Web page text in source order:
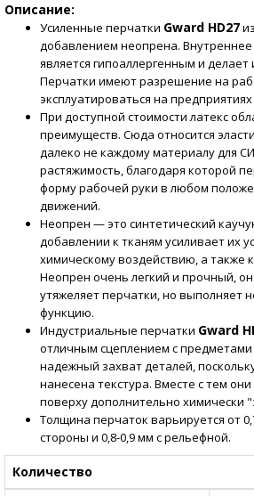
Описание:
Усиленные перчатки Gward HD27
добавлением неопрена.
является гипоаллергенным и
Перчатки имеют разрешение на
эксплуатироваться на
При доступной стоимости латекс
преимуществ. Сюда относится
далеко не каждому материалу для
растяжимость, благодаря которой
форму рабочей руки в любом
движений.
Неопрен — это синтетический
добавлении к тканям усиливает их
химическому воздействию, а также
Неопрен очень легкий и прочный,
утяжеляет перчатки, но выполняет
функцию.
Индустриальные перчатки Gward
отличным сцеплением с
надежный захват деталей,
нанесена текстура. Вместе с тем
поверху дополнительно химически
Толщина перчаток варьируется от
стороны и 0,8-0,9 мм с рельефной.
Количество